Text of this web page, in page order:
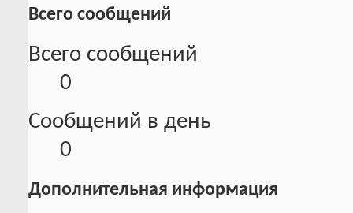
Всего сообщений
Всего сообщений
0
Сообщений в день
0
Дополнительная информация